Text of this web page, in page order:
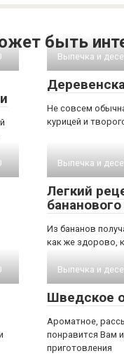
быть
Выпечка и
Не совсем
курицей и
Выпечка и
Легкий
Из бананов
как же здорово,
Выпечка и
Шведское
Ароматное,
понравится Вам
приготовления